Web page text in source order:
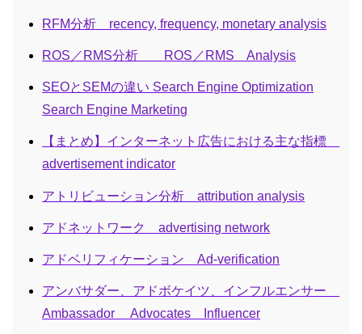
RFM分析 recency, frequency, monetary analysis
ROS／RMS分析 ROS／RMS Analysis
SEOとSEMの違い Search Engine Optimization
Search Engine Marketing
【まとめ】インターネット広告における主な指標
advertisement indicator
アトリビューション分析 attribution analysis
アドネットワーク advertising network
アドベリフィケーション Ad-verification
アンバサダー、アドボケイツ、インフルエンサー
Ambassador Advocates Influencer